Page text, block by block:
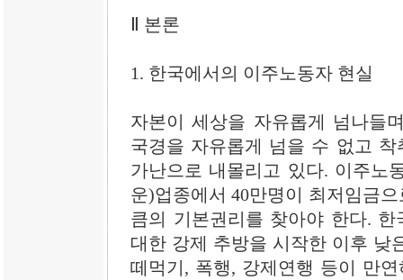
Ⅱ 본론
1. 한국에서의 이주노동자 현실
자본이 세상을 자유롭게 넘나들
국경을 자유롭게 넘을 수 없고
가난으로 내몰리고 있다. 이주노
운)업종에서 40만명이 최저임금
큼의 기본권리를 찾아야 한다.
대한 강제 추방을 시작한 이후 낮
떼먹기, 폭행, 강제연행 등이 만